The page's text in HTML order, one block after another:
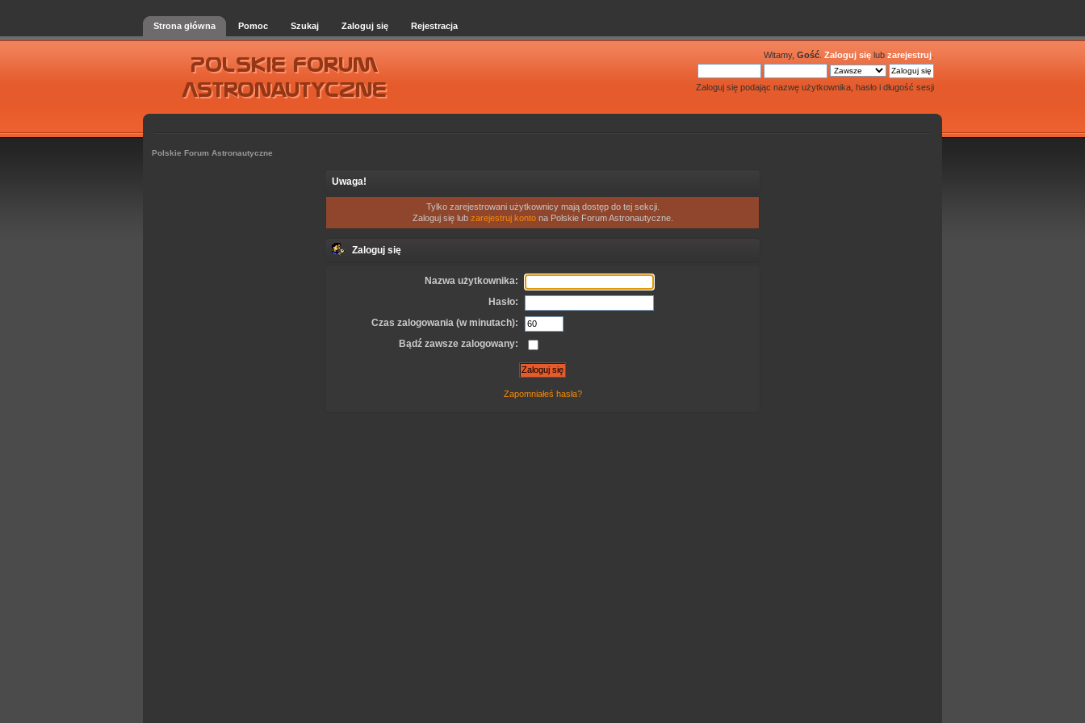
Strona główna Pomoc Szukaj Zaloguj się Rejestracja
Witamy, Gość Zaloguj się lub zarejestruj
Zaloguj się podając nazwę użytkownika, hasło i długość sesji
Polskie Forum Astronautyczne
Uwaga!
Tylko zarejestrowani użytkownicy mają dostęp do tej sekcji.
Zaloguj się lub zarejestruj kontona Polskie Forum Astronautyczne.
Zaloguj się
Nazwa użytkownika:
Hasło:
Czas zalogowania (w minutach):
Bądź zawsze zalogowany:
Zapomniałeś hasła?